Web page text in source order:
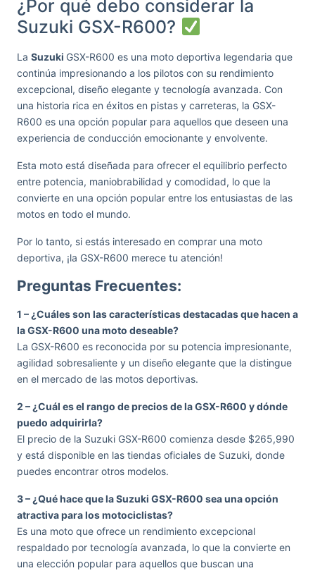
¿Por qué debo considerar la
Suzuki GSX-R600?
La Suzuki GSX-R600 es una moto deportiva legendaria que
continúa impresionando a los pilotos con su rendimiento
excepcional, diseño elegante y tecnología avanzada. Con
una historia rica en éxitos en pistas y carreteras, la GSX-
R600 es una opción popular para aquellos que deseen una
experiencia de conducción emocionante y envolvente.
Esta moto está diseñada para ofrecer el equilibrio perfecto
entre potencia, maniobrabilidad y comodidad, lo que la
convierte en una opción popular entre los entusiastas de las
motos en todo el mundo.
Por lo tanto, si estás interesado en comprar una moto
deportiva, ¡la GSX-R600 merece tu atención!
Preguntas Frecuentes:
1 – ¿Cuáles son las características destacadas que hacen a
la GSX-R600 una moto deseable?
La GSX-R600 es reconocida por su potencia impresionante,
agilidad sobresaliente y un diseño elegante que la distingue
en el mercado de las motos deportivas.
2 – ¿Cuál es el rango de precios de la GSX-R600 y dónde
puedo adquirirla?
El precio de la Suzuki GSX-R600 comienza desde $265,990
y está disponible en las tiendas oficiales de Suzuki, donde
puedes encontrar otros modelos.
3 – ¿Qué hace que la Suzuki GSX-R600 sea una opción
atractiva para los motociclistas?
Es una moto que ofrece un rendimiento excepcional
respaldado por tecnología avanzada, lo que la convierte en
una elección popular para aquellos que buscan una